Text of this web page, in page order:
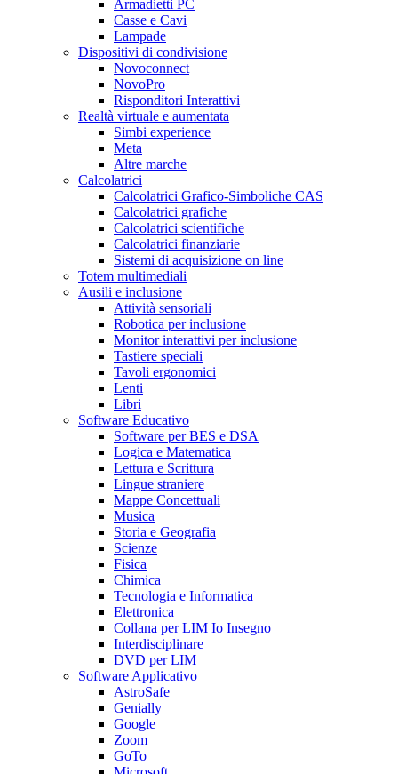
Armadietti PC
Casse e Cavi
Lampade
Dispositivi di condivisione
Novoconnect
NovoPro
Risponditori Interattivi
Realtà virtuale e aumentata
Simbi experience
Meta
Altre marche
Calcolatrici
Calcolatrici Grafico-Simboliche CAS
Calcolatrici grafiche
Calcolatrici scientifiche
Calcolatrici finanziarie
Sistemi di acquisizione on line
Totem multimediali
Ausili e inclusione
Attività sensoriali
Robotica per inclusione
Monitor interattivi per inclusione
Tastiere speciali
Tavoli ergonomici
Lenti
Libri
Software Educativo
Software per BES e DSA
Logica e Matematica
Lettura e Scrittura
Lingue straniere
Mappe Concettuali
Musica
Storia e Geografia
Scienze
Fisica
Chimica
Tecnologia e Informatica
Elettronica
Collana per LIM Io Insegno
Interdisciplinare
DVD per LIM
Software Applicativo
AstroSafe
Genially
Google
Zoom
GoTo